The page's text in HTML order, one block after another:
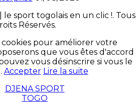
sport togolais en un clic !. Tous
Réservés.
cookies pour améliorer votre
que vous êtes d'accord
vous désinscrire si vous le
Accepter Lire la suite
DJENA SPORT
TOGO